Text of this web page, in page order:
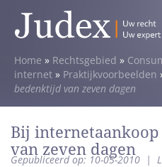
Home » Rechtsgebied »
internet » Praktijkvoorbeelden
bedenktijd van zeven dagen
Bij
van zeven dagen
Gepubliceerd op: 10-05-2010 |